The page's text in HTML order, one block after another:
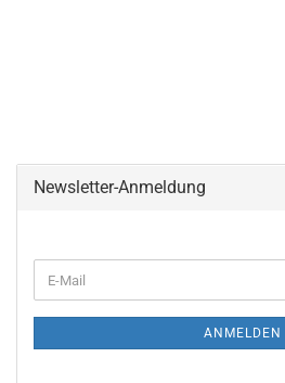
Newsletter-Anmeldung
ZUR
E-
Mail
ANMELDEN